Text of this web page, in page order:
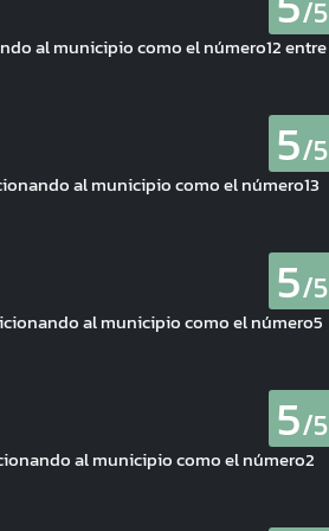
/5
al municipio como el número12 entre
5/5
al municipio como el número13
5/5
al municipio como el número5
5/5
al municipio como el número2